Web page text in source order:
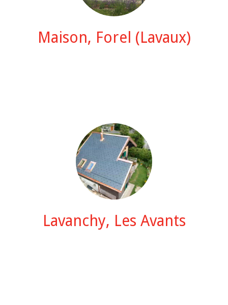
Maison, Forel (Lavaux)
Lavanchy, Les Avants